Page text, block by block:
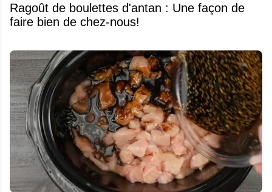
Ragoût de boulettes d'antan : Une façon de
faire bien de chez-nous!